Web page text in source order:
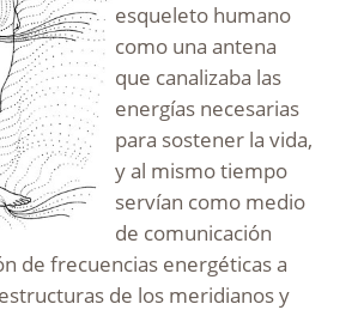
esqueleto humano
como una antena
que canalizaba las
energías necesarias
para sostener la vida,
y al mismo tiempo
servían como medio
de comunicación
de frecuencias energéticas a
de los meridianos y